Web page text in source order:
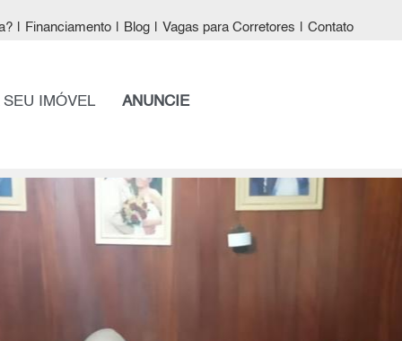
Financiamento Blog Vagas para Corretores Contato
IMÓVEL ANUNCIE